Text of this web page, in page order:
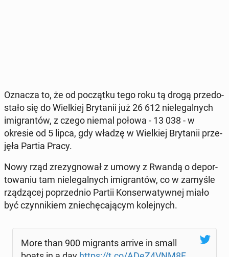
Oznacza to, że od po­cząt­ku tego roku tą drogą prze­do­
sta­ło się do Wiel­kiej Bry­ta­nii już 26 612 nie­le­gal­nych
imi­gran­tów, z czego niemal połowa - 13 038 - w
okresie od 5 lipca, gdy władzę w Wiel­kiej Bry­ta­nii prze­
ję­ła Partia Pracy.
Nowy rząd zre­zy­gno­wał z umowy z Rwandą o de­por­
to­wa­niu tam nie­le­gal­nych imi­gran­tów, co w zamyśle
rzą­dzą­cej po­przed­nio Partii Kon­ser­wa­tyw­nej miało
być czyn­ni­kiem znie­chę­ca­ją­cym ko­lej­nych.
More than 900 mi­grants arrive in small